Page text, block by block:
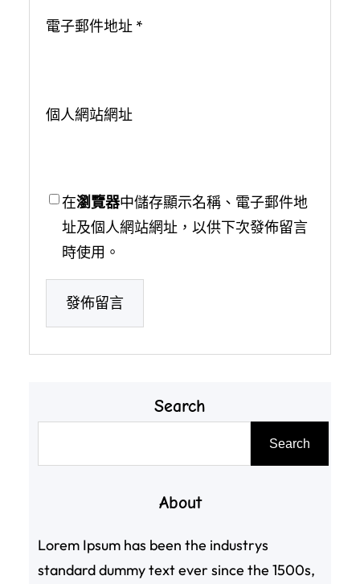
電子郵件地址 *
個人網站網址
在瀏覽器中儲存顯示名稱、電子郵件地
址及個人網站網址，以供下次發佈留言
時使用。
Search
Search
About
Lorem Ipsum has been the industrys
standard dummy text ever since the 1500s,